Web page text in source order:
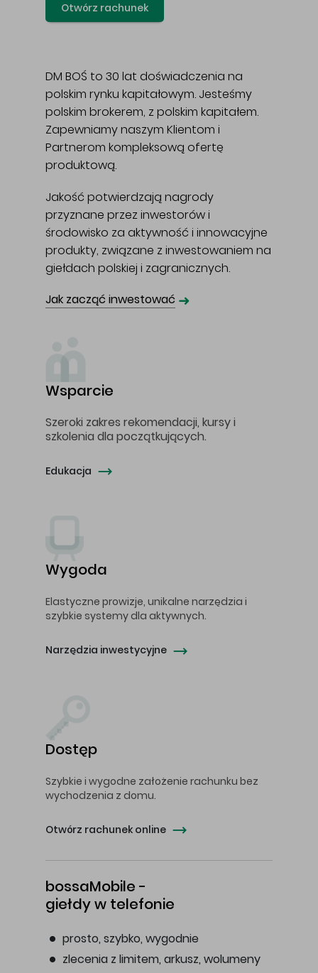
Otwórz rachunek
DM BOŚ to 30 lat doświadczenia na
polskim rynku kapitałowym. Jesteśmy
polskim brokerem, z polskim kapitałem.
Zapewniamy naszym Klientom i
Partnerom kompleksową ofertę
produktową.
Jakość potwierdzają nagrody
przyznane przez inwestorów i
środowisko za aktywność i innowacyjne
produkty, związane z inwestowaniem na
giełdach polskiej i zagranicznych.
Jak zacząć inwestować ➜
Wsparcie
Szeroki zakres rekomendacji, kursy i
szkolenia dla początkujących.
Edukacja
Wygoda
Elastyczne prowizje, unikalne narzędzia i
szybkie systemy dla aktywnych.
Narzędzia inwestycyjne
Dostęp
Szybkie i wygodne założenie rachunku bez
wychodzenia z domu.
Otwórz rachunek online
bossaMobile -
giełdy w telefonie
prosto, szybko, wygodnie
zlecenia z limitem, arkusz, wolumeny